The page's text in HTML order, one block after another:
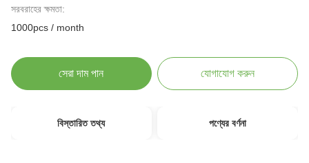
সরবরাহের ক্ষমতা:
1000pcs / month
সেরা দাম পান যোগাযোগ করুন
বিস্তারিত তথ্য পণ্যের বর্ণনা